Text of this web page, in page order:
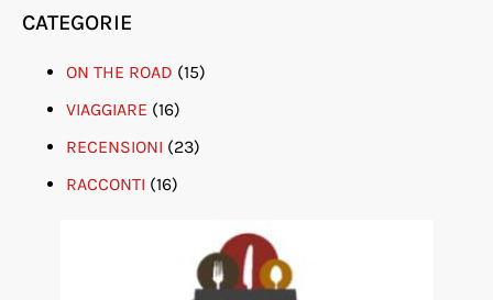
CATEGORIE
ON THE ROAD (15)
VIAGGIARE (16)
RECENSIONI (23)
RACCONTI (16)